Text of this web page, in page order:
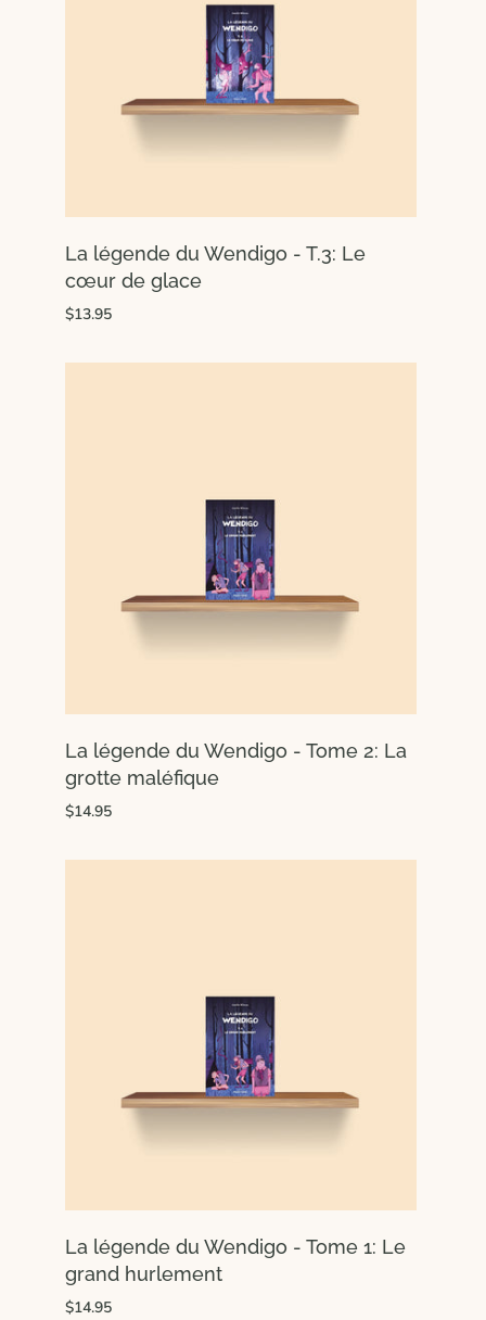
La légende du Wendigo - T.3: Le
cœur de glace
$13.95
La légende du Wendigo - Tome 2: La
grotte maléfique
$14.95
La légende du Wendigo - Tome 1: Le
grand hurlement
$14.95